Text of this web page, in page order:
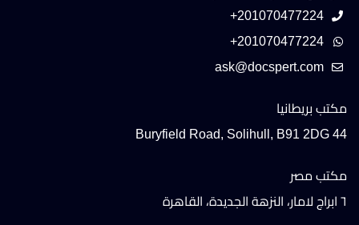
+201070477224
+201070477224
مكتب بريطانيا
44 Buryfield Road, Solihull, B91 2DG
مكتب مصر
٦ ابراج لامار، النزهة الجديدة، القاهرة